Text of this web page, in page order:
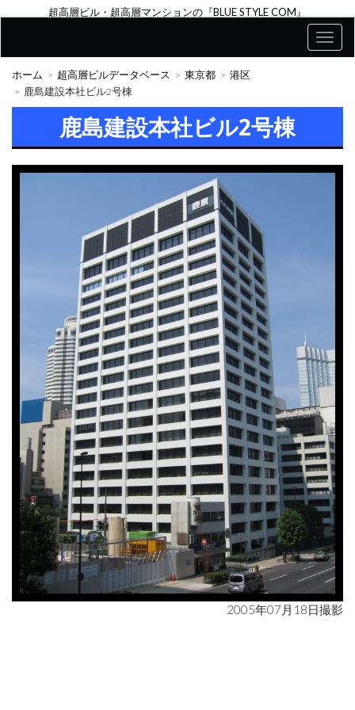
超高層ビル・超高層マンションの『BLUE STYLE COM』
ホーム 超高層ビルデータベース 東京都
港区
鹿島建設本社ビル2号棟
鹿島建設本社ビル2号棟
2005年07月18日撮影